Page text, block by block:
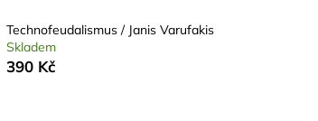
Technofeudalismus / Janis Varufakis
Skladem
390 Kč